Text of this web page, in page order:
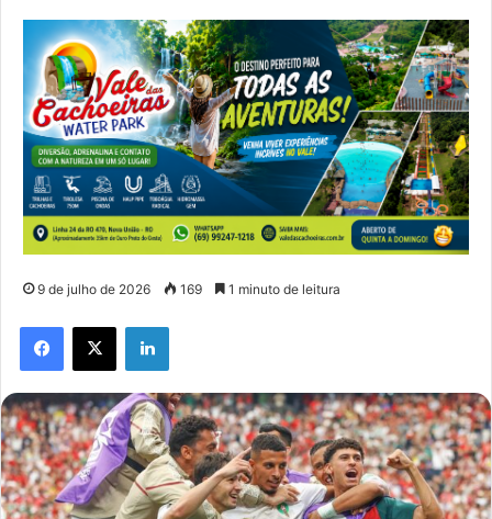
9 de julho de 2026 169 1 minuto de leitura
Facebook
X Linkedin